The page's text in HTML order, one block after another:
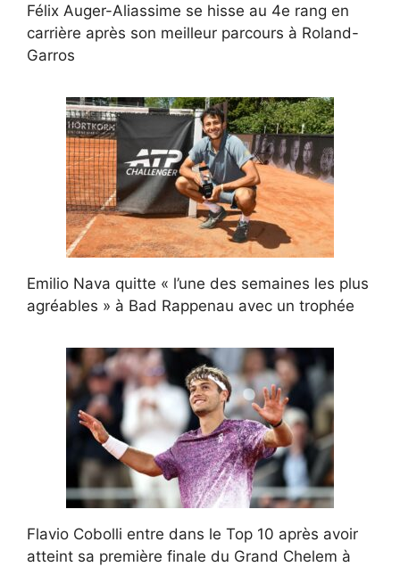
Félix Auger-Aliassime se hisse au 4e rang en
carrière après son meilleur parcours à Roland-
Garros
Emilio Nava quitte « l’une des semaines les plus
agréables » à Bad Rappenau avec un trophée
Flavio Cobolli entre dans le Top 10 après avoir
atteint sa première finale du Grand Chelem à